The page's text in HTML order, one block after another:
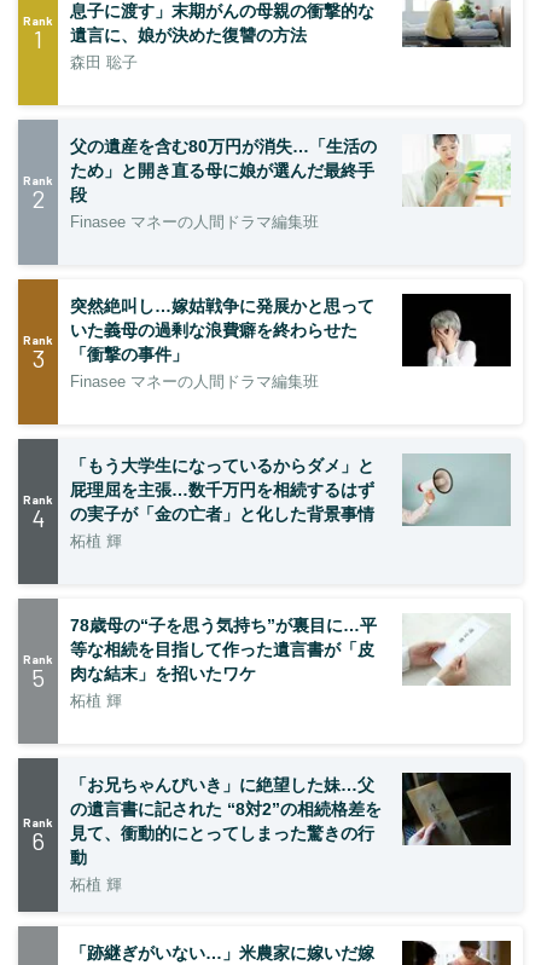
Rank
1
息子に渡す」末期がんの母親の衝撃的な
遺言に、娘が決めた復讐の方法
森田 聡子
Rank
2
父の遺産を含む80万円が消失…「生活の
ため」と開き直る母に娘が選んだ最終手
段
Finasee マネーの人間ドラマ編集班
Rank
3
突然絶叫し…嫁姑戦争に発展かと思って
いた義母の過剰な浪費癖を終わらせた
「衝撃の事件」
Finasee マネーの人間ドラマ編集班
Rank
4
「もう大学生になっているからダメ」と
屁理屈を主張…数千万円を相続するはず
の実子が「金の亡者」と化した背景事情
柘植 輝
Rank
5
78歳母の“子を思う気持ち”が裏目に…平
等な相続を目指して作った遺言書が「皮
肉な結末」を招いたワケ
柘植 輝
Rank
6
「お兄ちゃんびいき」に絶望した妹…父
の遺言書に記された “8対2”の相続格差を
見て、衝動的にとってしまった驚きの行
動
柘植 輝
「跡継ぎがいない…」米農家に嫁いだ嫁